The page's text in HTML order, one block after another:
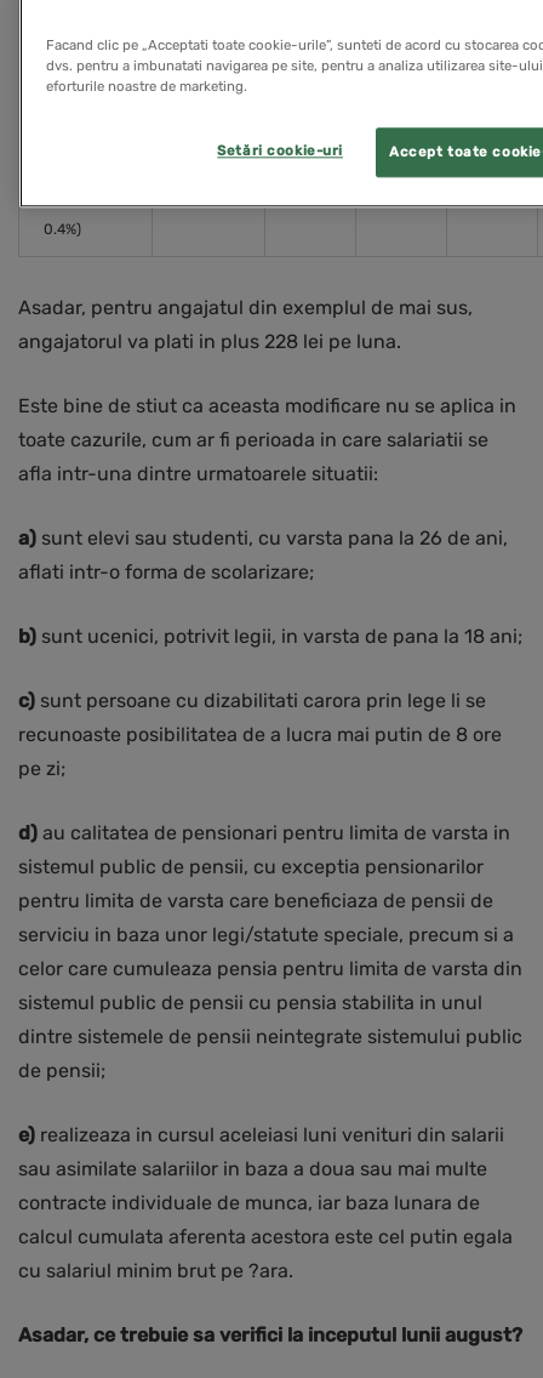
Concedii si
0.85%
0.4%)
Asadar, pentru angajatul din exemplul de mai sus,
angajatorul va plati in plus 228 lei pe luna.
Este bine de stiut ca aceasta modificare nu se aplica in
toate cazurile, cum ar fi perioada in care salariatii se
afla intr-una dintre urmatoarele situatii:
a) sunt elevi sau studenti, cu varsta pana la 26 de ani,
aflati intr-o forma de scolarizare;
b) sunt ucenici, potrivit legii, in varsta de pana la 18 ani;
c) sunt persoane cu dizabilitati carora prin lege li se
recunoaste posibilitatea de a lucra mai putin de 8 ore
pe zi;
d) au calitatea de pensionari pentru limita de varsta in
sistemul public de pensii, cu exceptia pensionarilor
pentru limita de varsta care beneficiaza de pensii de
serviciu in baza unor legi/statute speciale, precum si a
celor care cumuleaza pensia pentru limita de varsta din
sistemul public de pensii cu pensia stabilita in unul
dintre sistemele de pensii neintegrate sistemului public
de pensii;
e) realizeaza in cursul aceleiasi luni venituri din salarii
sau asimilate salariilor in baza a doua sau mai multe
contracte individuale de munca, iar baza lunara de
calcul cumulata aferenta acestora este cel putin egala
cu salariul minim brut pe ?ara.
Asadar, ce trebuie sa verifici la inceputul lunii august?
Facand clic pe „Acceptati toate cookie-urile”, sunteti de acord cu stocarea
dvs. pentru a imbunatati navigarea pe site, pentru a analiza utilizarea site-
eforturile noastre de marketing.
Accept toate
Setări cookie-uri